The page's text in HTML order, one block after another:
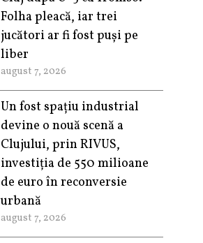
Folha pleacă, iar trei
jucători ar fi fost puși pe
liber
august 7, 2026
Un fost spațiu industrial
devine o nouă scenă a
Clujului, prin RIVUS,
investiția de 550 milioane
de euro în reconversie
urbană
august 7, 2026